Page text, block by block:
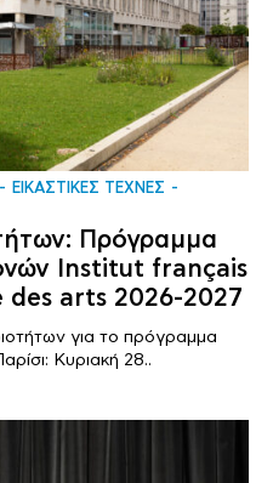
ΕΙΚΑΣΤΙΚΕΣ ΤΕΧΝΕΣ
Πρόγραμμα
Institut français
arts 2026-2027
για το πρόγραμμα
Κυριακή 28..